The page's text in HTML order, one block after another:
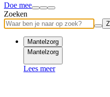
Doe mee
Zoeken
Mantelzorg
Mantelzorg
Lees meer